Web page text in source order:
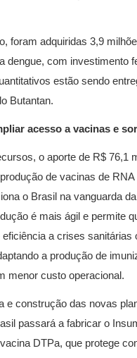
foram adquiridas 3,9
dengue, com investimento
estão sendo
Butantan.
acesso a vacinas e
o aporte de R$ 76,1
de vacinas de
o Brasil na vanguarda
é mais ágil e permite
a crises sanitárias
a produção de
menor custo operacional.
e construção das novas
passará a fabricar o
DTPa, que protege